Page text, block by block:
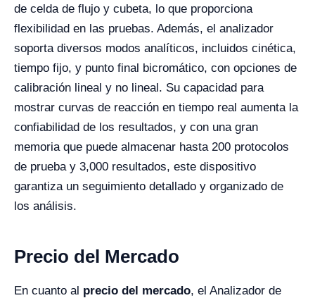
de celda de flujo y cubeta, lo que proporciona
flexibilidad en las pruebas. Además, el analizador
soporta diversos modos analíticos, incluidos cinética,
tiempo fijo, y punto final bicromático, con opciones de
calibración lineal y no lineal. Su capacidad para
mostrar curvas de reacción en tiempo real aumenta la
confiabilidad de los resultados, y con una gran
memoria que puede almacenar hasta 200 protocolos
de prueba y 3,000 resultados, este dispositivo
garantiza un seguimiento detallado y organizado de
los análisis.
Precio del Mercado
En cuanto al precio del mercado, el Analizador de